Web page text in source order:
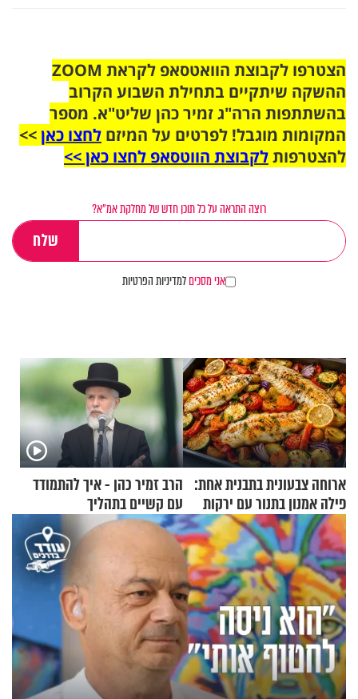
הצטרפו לקבוצת הוואטסאפ לקראת ZOOM
ההשקה שיתקיים בתחילת השבוע הקרוב
בהשתתפות הרה"ג זמיר כהן שליט"א. מספר
המקומות מוגבל! לפרטים על המיזם לחצו כאן>>
להצטרפותלקבוצת הווטסאפ לחצו כאן >>
רוצה התראה על כל תוכן חדש של מחלקת אמ"א?
אני מסכיםלמדיניות הפרטיות
ארוחה צבעונית בתבנית אחת:
פילה אמנון בתנור עם ירקות
הרב זמיר כהן - איך להתמודד
עם קשיים בתהליך
ההתחזקות?